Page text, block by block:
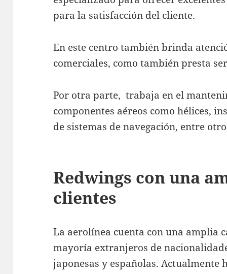
para la satisfacción del cliente.
En este centro también brinda
comerciales, como también presta
Por otra parte, trabaja en el
componentes aéreos como hélices,
de sistemas de navegación, entre
Redwings con una
clientes
La aerolínea cuenta con una amplia
mayoría extranjeros de
japonesas y españolas. Actualmente